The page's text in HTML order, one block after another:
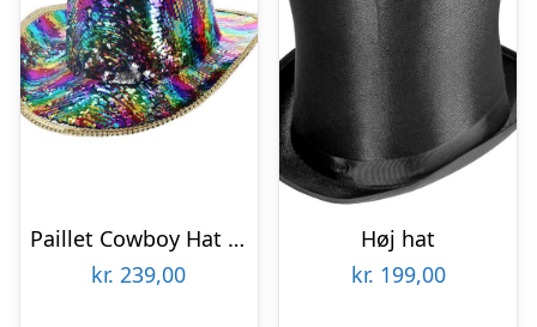
Paillet Cowboy Hat Regnbue
kr. 239,00
Høj hat
kr. 199,00